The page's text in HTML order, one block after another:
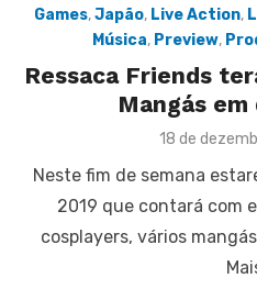
Games,Japão, Live Action,
Música, Preview,
Ressaca Friends
Mangás
Posted
18 de
Neste fim de semana
2019 que contará com
cosplayers, vários